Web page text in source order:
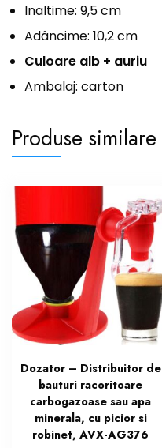
Inaltime: 9,5 cm
Adâncime: 10,2 cm
Culoare alb + auriu
Ambalaj: carton
Produse similare
Dozator – Distribuitor de
bauturi racoritoare
carbogazoase sau apa
minerala, cu picior si
robinet, AVX-AG376